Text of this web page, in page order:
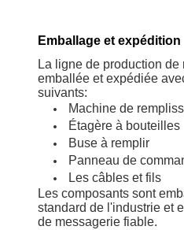
Emballage et expédition
La ligne de production de
emballée et expédiée
suivants:
Machine de
Étagère à bouteilles
Buse à remplir
Panneau de
Les câbles et fils
Les composants sont
standard de l'industrie et
de messagerie fiable.